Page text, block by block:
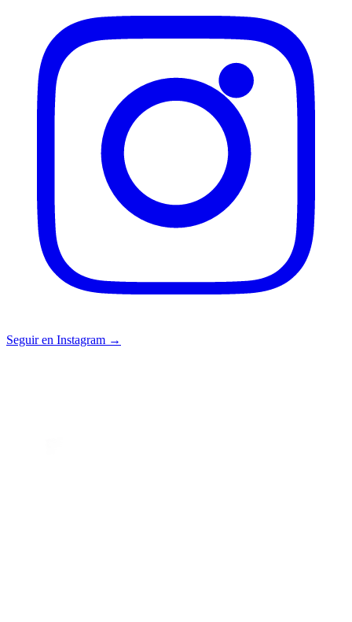
Seguir en Instagram →